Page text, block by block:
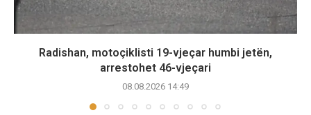
Radishan, motoçiklisti 19-vjeçar humbi jetën,
arrestohet 46-vjeçari
08.08.2026 14:49